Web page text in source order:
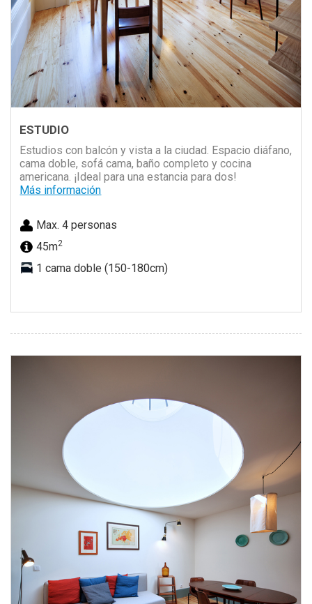
ESTUDIO
Estudios con balcón y vista a la ciudad. Espacio diáfano,
cama doble, sofá cama, baño completo y cocina
americana. ¡Ideal para una estancia para dos!
Más información
Max. 4 personas
45m2
1 cama doble (150-180cm)